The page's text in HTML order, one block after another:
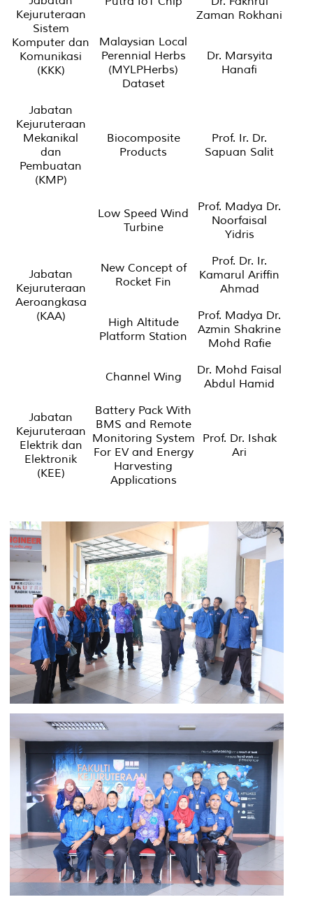
Kejuruteraan
Sistem
Komputer dan
Komunikasi
(KKK)
Zaman Rokhani
Malaysian Local
Perennial Herbs
(MYLPHerbs)
Dataset
Dr. Marsyita
Hanafi
Jabatan
Kejuruteraan
Mekanikal
dan
Pembuatan
(KMP)
Biocomposite
Products
Prof. Ir. Dr.
Sapuan Salit
Jabatan
Kejuruteraan
Aeroangkasa
(KAA)
Low Speed Wind
Turbine
Prof. Madya Dr.
Noorfaisal
Yidris
New Concept of
Rocket Fin
Prof. Dr. Ir.
Kamarul Ariffin
Ahmad
High Altitude
Platform Station
Prof. Madya Dr.
Azmin Shakrine
Mohd Rafie
Channel Wing
Dr. Mohd Faisal
Abdul Hamid
Jabatan
Kejuruteraan
Elektrik dan
Elektronik
(KEE)
Battery Pack With
BMS and Remote
Monitoring System
For EV and Energy
Harvesting
Applications
Prof. Dr. Ishak
Ari